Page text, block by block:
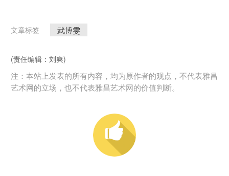
文章标签 武博雯
(责任编辑：刘爽)
注：本站上发表的所有内容，均为原作者的观点，不代表雅昌
艺术网的立场，也不代表雅昌艺术网的价值判断。